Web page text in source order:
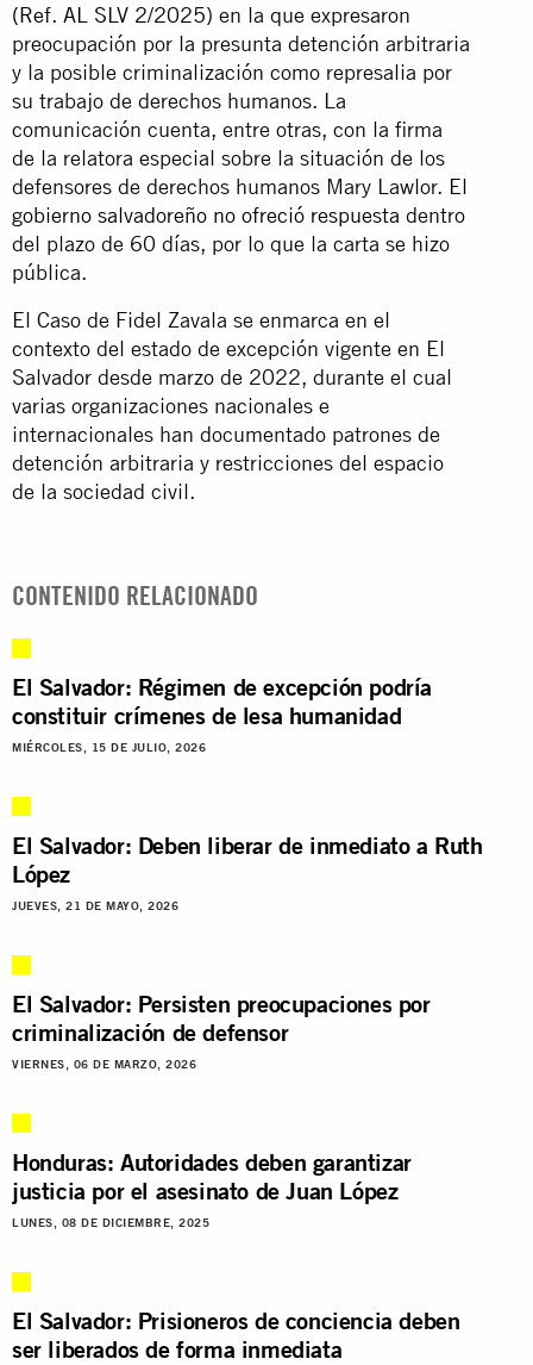
(Ref. AL SLV 2/2025) en la que expresaron
preocupación por la presunta detención arbitraria
y la posible criminalización como represalia por
su trabajo de derechos humanos. La
comunicación cuenta, entre otras, con la firma
de la relatora especial sobre la situación de los
defensores de derechos humanos Mary Lawlor. El
gobierno salvadoreño no ofreció respuesta dentro
del plazo de 60 días, por lo que la carta se hizo
pública.
El Caso de Fidel Zavala se enmarca en el
contexto del estado de excepción vigente en El
Salvador desde marzo de 2022, durante el cual
varias organizaciones nacionales e
internacionales han documentado patrones de
detención arbitraria y restricciones del espacio
de la sociedad civil.
CONTENIDO RELACIONADO
El Salvador: Régimen de excepción podría
constituir crímenes de lesa humanidad
MIÉRCOLES, 15 DE JULIO, 2026
El Salvador: Deben liberar de inmediato a Ruth
López
JUEVES, 21 DE MAYO, 2026
El Salvador: Persisten preocupaciones por
criminalización de defensor
VIERNES, 06 DE MARZO, 2026
Honduras: Autoridades deben garantizar
justicia por el asesinato de Juan López
LUNES, 08 DE DICIEMBRE, 2025
El Salvador: Prisioneros de conciencia deben
ser liberados de forma inmediata